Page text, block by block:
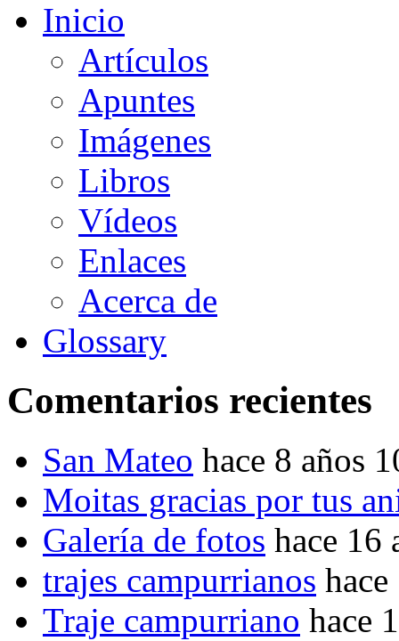
Inicio
Artículos
Apuntes
Imágenes
Libros
Vídeos
Enlaces
Acerca de
Glossary
Comentarios recientes
San Mateo hace 8 años
Moitas gracias por tus
Galería de fotos hace 16
trajes campurrianos
Traje campurriano hace